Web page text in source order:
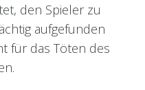
den Spieler zu
aufgefunden
für das Töten des